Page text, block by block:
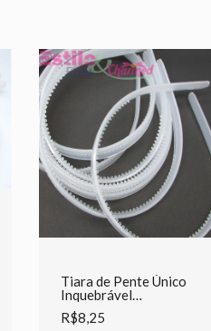
Tiara de Pente Único
Inquebrável
Transparente 1cm - Pct
c/ 6 unid
R$8,25